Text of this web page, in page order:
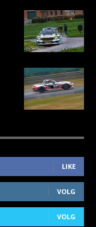
LIKE
VOLG
VOLG